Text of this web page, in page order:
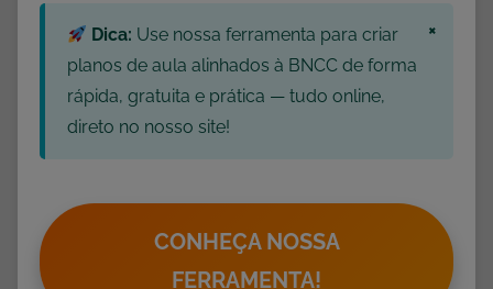
Dica: Use nossa ferramenta para criar
planos de aula alinhados à BNCC de forma
rápida, gratuita e prática — tudo online,
direto no nosso site!
×
CONHEÇA NOSSA
FERRAMENTA!